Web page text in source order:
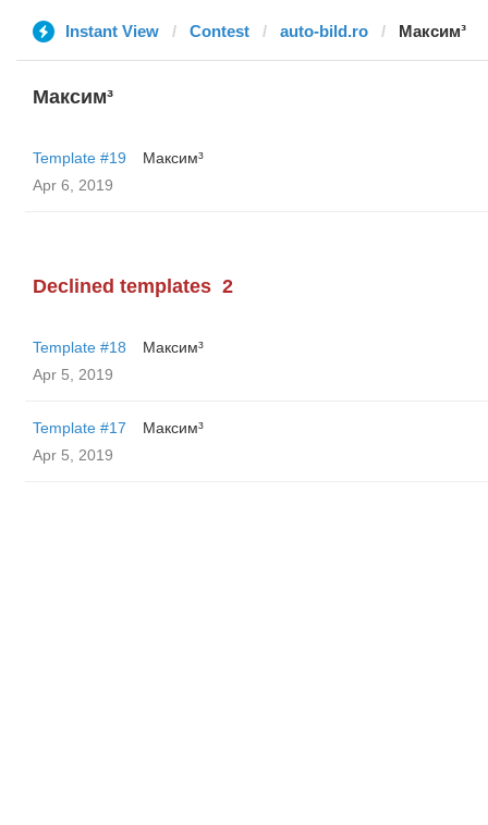
Instant View Contest auto-bild.ro Максим³
Максим³
Template #19
Максим³
Apr 6, 2019
Declined templates 2
Template #18
Максим³
Apr 5, 2019
Template #17
Максим³
Apr 5, 2019